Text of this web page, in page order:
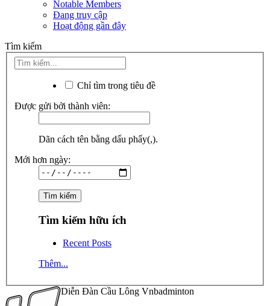
Notable Members
Đang truy cập
Hoạt động gần đây
Tìm kiếm
Chỉ tìm trong tiêu đề
Được gửi bởi thành viên:
Dãn cách tên bằng dấu phẩy(,).
Mới hơn ngày:
Tìm kiếm hữu ích
Recent Posts
Thêm...
Diễn Đàn Cầu Lông Vnbadminton